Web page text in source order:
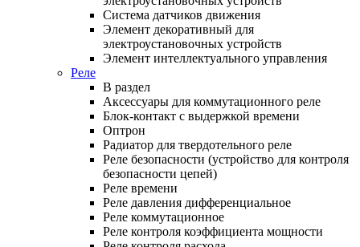
Система датчиков движения
Элемент декоративный для
электроустановочных устройств
Элемент интеллектуального управления
Реле
В раздел
Аксессуары для коммутационного реле
Блок-контакт с выдержкой времени
Оптрон
Радиатор для твердотельного реле
Реле безопасности (устройство для контроля
безопасности цепей)
Реле времени
Реле давления дифференциальное
Реле коммутационное
Реле контроля коэффициента мощности